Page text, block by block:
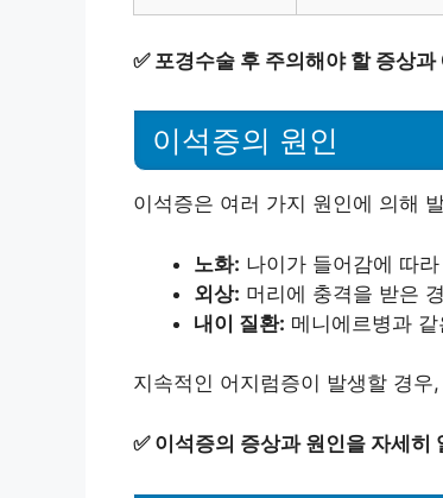
✅ 포경수술 후 주의해야 할 증상
이석증의 원인
이석증은 여러 가지 원인에 의해
노화: 나이가 들어감에 따
외상: 머리에 충격을 받은
내이 질환: 메니에르병과
지속적인 어지럼증이 발생할 경
✅ 이석증의 증상과 원인을 자세히